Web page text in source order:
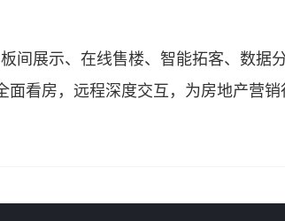
展示、在线售楼、智能拓客、数据
看房，远程深度交互，为房地产营销